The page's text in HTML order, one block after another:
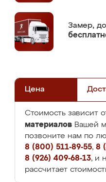
Замер,
Цена
Стоимость зависит
материалов Вашей
позвоните нам по
8 (800) 511-89-55, 8
8 (926) 409-68-13, и
рассчитает